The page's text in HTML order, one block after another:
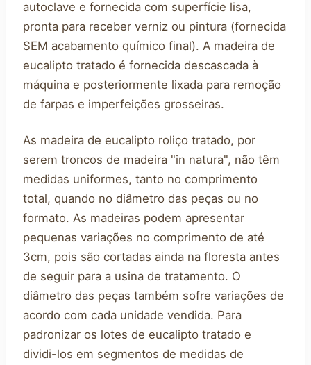
autoclave e fornecida com superfície lisa,
pronta para receber verniz ou pintura (fornecida
SEM acabamento químico final). A madeira de
eucalipto tratado é fornecida descascada à
máquina e posteriormente lixada para remoção
de farpas e imperfeições grosseiras.
As madeira de eucalipto roliço tratado, por
serem troncos de madeira "in natura", não têm
medidas uniformes, tanto no comprimento
total, quando no diâmetro das peças ou no
formato. As madeiras podem apresentar
pequenas variações no comprimento de até
3cm, pois são cortadas ainda na floresta antes
de seguir para a usina de tratamento. O
diâmetro das peças também sofre variações de
acordo com cada unidade vendida. Para
padronizar os lotes de eucalipto tratado e
dividi-los em segmentos de medidas de